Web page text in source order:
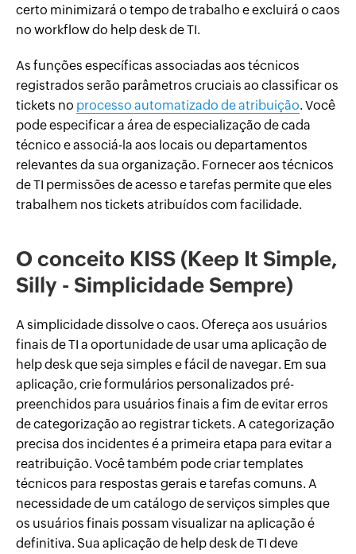
certo minimizará o tempo de trabalho e excluirá o caos
no workflow do help desk de TI.
As funções específicas associadas aos técnicos
registrados serão parâmetros cruciais ao classificar os
tickets no processo automatizado de atribuição. Você
pode especificar a área de especialização de cada
técnico e associá-la aos locais ou departamentos
relevantes da sua organização. Fornecer aos técnicos
de TI permissões de acesso e tarefas permite que eles
trabalhem nos tickets atribuídos com facilidade.
O conceito KISS (Keep It Simple,
Silly - Simplicidade Sempre)
A simplicidade dissolve o caos. Ofereça aos usuários
finais de TI a oportunidade de usar uma aplicação de
help desk que seja simples e fácil de navegar. Em sua
aplicação, crie formulários personalizados pré-
preenchidos para usuários finais a fim de evitar erros
de categorização ao registrar tickets. A categorização
precisa dos incidentes é a primeira etapa para evitar a
reatribuição. Você também pode criar templates
técnicos para respostas gerais e tarefas comuns. A
necessidade de um catálogo de serviços simples que
os usuários finais possam visualizar na aplicação é
definitiva. Sua aplicação de help desk de TI deve